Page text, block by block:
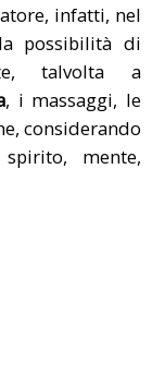
infatti, nel
possibilità di
talvolta a
, i massaggi, le
considerando
mente,